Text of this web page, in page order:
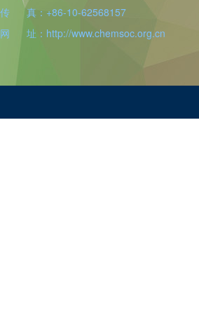
传 真：+86-10-62568157
网 址：http://www.chemsoc.org.cn